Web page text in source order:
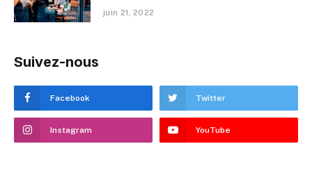
juin 21, 2022
Suivez-nous
Facebook Twitter
Instagram YouTube